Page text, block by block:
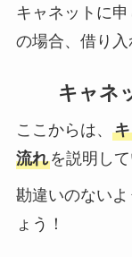
キャネットに
の場合、借り入
キャネ
ここからは、
流れを説明して
勘違いのない
ょう！